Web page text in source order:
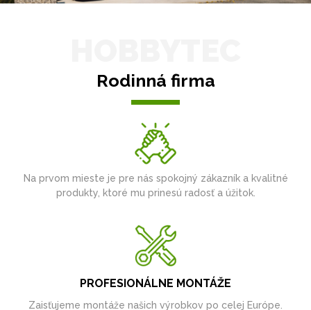
Rodinná firma
Na prvom mieste je pre nás spokojný zákazník a kvalitné
produkty, ktoré mu prinesú radosť a úžitok.
PROFESIONÁLNE MONTÁŽE
Zaisťujeme montáže našich výrobkov po celej Európe.